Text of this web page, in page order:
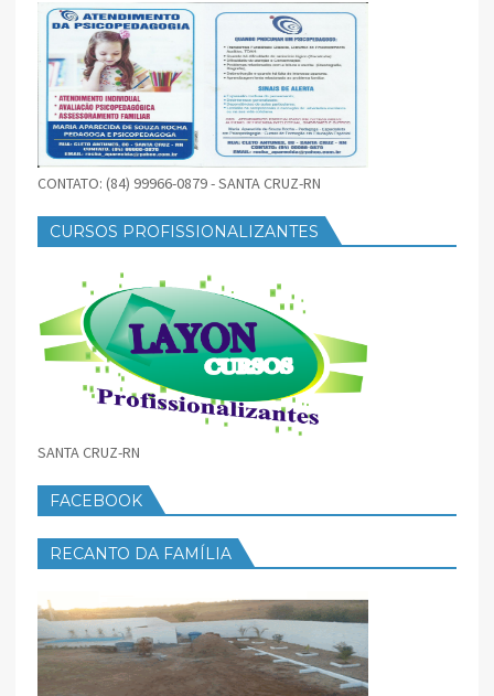
CONTATO: (84) 99966-0879 - SANTA CRUZ-RN
CURSOS PROFISSIONALIZANTES
SANTA CRUZ-RN
FACEBOOK
RECANTO DA FAMÍLIA